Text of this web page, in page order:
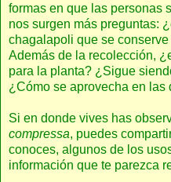
formas en que las personas
nos surgen más preguntas:
chagalapoli que se
Además de la recolección,
para la planta? ¿Sigue
¿Cómo se aprovecha en
Si en donde vives has
compressa, puedes
conoces, algunos de los
información que te parezca